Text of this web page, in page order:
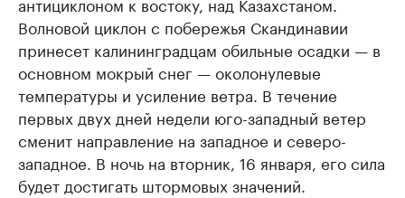
Волновой циклон с побережья Скандинавии
принесет калининградцам обильные осадки — в
основном мокрый снег — околонулевые
температуры и усиление ветра. В течение
первых двух дней недели юго-западный ветер
сменит направление на западное и северо-
западное. В ночь на вторник, 16 января, его сила
будет достигать штормовых значений.